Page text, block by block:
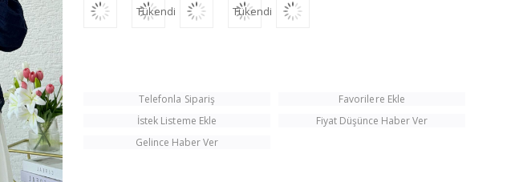
Tükendi Tükendi
Telefonla Sipariş
Favorilere Ekle
İstek Listeme Ekle
Fiyat Düşünce Haber Ver
Gelince Haber Ver